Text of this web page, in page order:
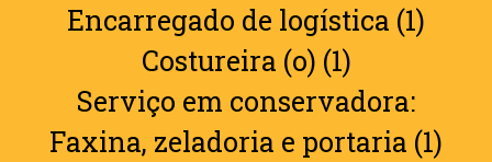
Encarregado de logística (1)
Costureira (o) (1)
Serviço em conservadora:
Faxina, zeladoria e portaria (1)